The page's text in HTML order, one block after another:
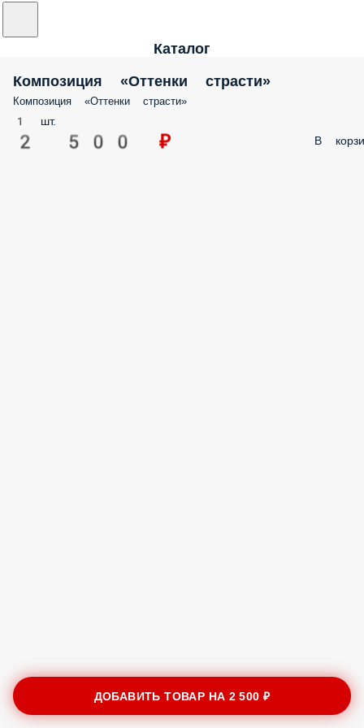
Каталог
Композиция «Оттенки страсти»
Композиция «Оттенки страсти»
1 шт.
2 500 ₽ В
ДОБАВИТЬ ТОВАР НА 2 500 ₽